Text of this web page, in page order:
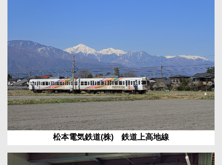
松本電気鉄道(株) 鉄道上高地線